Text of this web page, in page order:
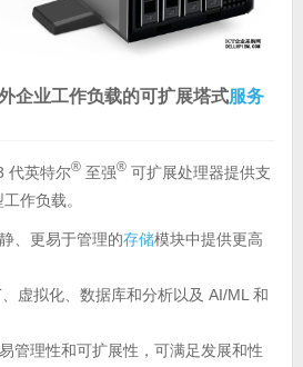
企业工作负载的可扩展塔式服务
代英特尔®至强®可扩展处理器提供支
作负载。
、更易于管理的存储模块中提供更高
虚拟化、数据库和分析以及 AI/ML 和
管理性和可扩展性，可满足发展和性